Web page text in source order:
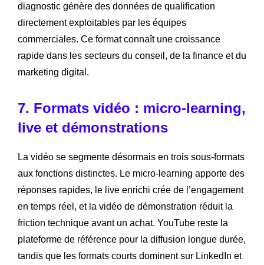
diagnostic génère des données de qualification
directement exploitables par les équipes
commerciales. Ce format connaît une croissance
rapide dans les secteurs du conseil, de la finance et du
marketing digital.
7. Formats vidéo : micro-learning,
live et démonstrations
La vidéo se segmente désormais en trois sous-formats
aux fonctions distinctes. Le micro-learning apporte des
réponses rapides, le live enrichi crée de l’engagement
en temps réel, et la vidéo de démonstration réduit la
friction technique avant un achat. YouTube reste la
plateforme de référence pour la diffusion longue durée,
tandis que les formats courts dominent sur LinkedIn et